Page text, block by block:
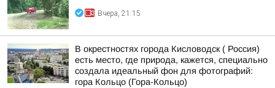
Вчера, 21:15
В окрестностях города Кисловодск ( Россия)
есть место, где природа, кажется, специально
создала идеальный фон для фотографий:
гора Кольцо (Гора-Кольцо)